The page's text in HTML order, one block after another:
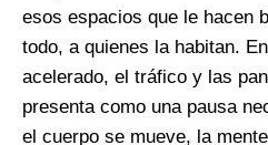
esos espacios que le hacen
todo, a quienes la habitan.
acelerado, el tráfico y las
presenta como una pausa
el cuerpo se mueve, la